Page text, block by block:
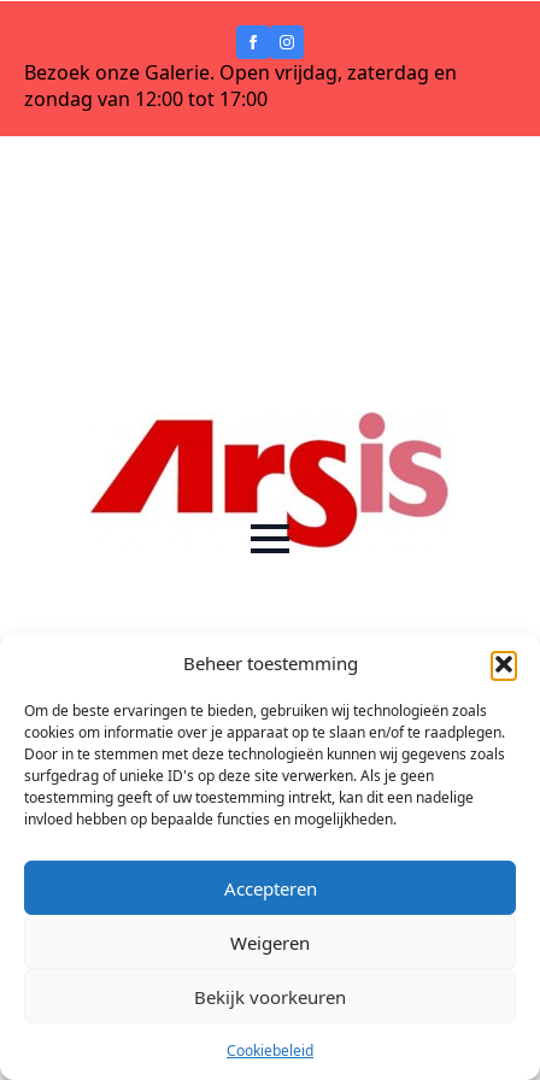
Beheer toestemming
Om de beste ervaringen te bieden, gebruiken wij technologieën zoals
cookies om informatie over je apparaat op te slaan en/of te raadplegen.
Door in te stemmen met deze technologieën kunnen wij gegevens zoals
surfgedrag of unieke ID's op deze site verwerken. Als je geen
toestemming geeft of uw toestemming intrekt, kan dit een nadelige
invloed hebben op bepaalde functies en mogelijkheden.
Accepteren
Weigeren
Bekijk voorkeuren
Cookiebeleid
Bezoek onze Galerie. Open vrijdag, zaterdag en
zondag van 12:00 tot 17:00
[mailpoet_page]
© 2026 Stichting Arsis Kunst en Societeit